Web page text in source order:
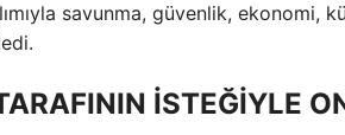
savunma, güvenlik, ekonomi,
İSTEĞİYLE